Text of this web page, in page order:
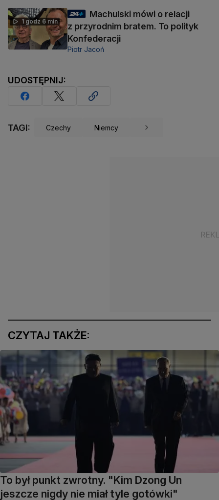
1 godz 6 min
Machulski mówi o relacji
z przyrodnim bratem. To polityk
Konfederacji
Piotr Jacoń
UDOSTĘPNIJ:
TAGI: Czechy Niemcy
CZYTAJ TAKŻE:
To był punkt zwrotny. "Kim Dzong Un
jeszcze nigdy nie miał tyle gotówki"